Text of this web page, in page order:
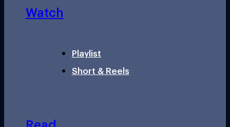
Watch
Playlist
Short & Reels